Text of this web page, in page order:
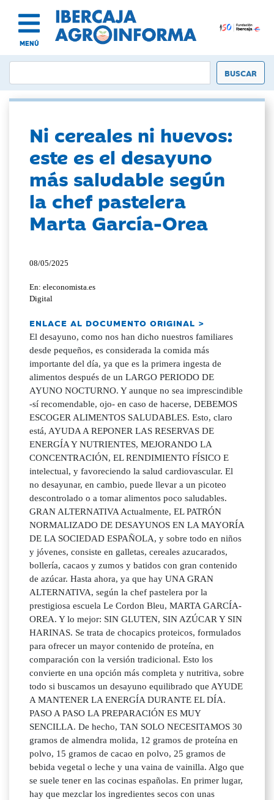
MENÚ
Ni cereales ni huevos:
este es el desayuno
más saludable según
la chef pastelera
Marta García-Orea
08/05/2025
En: eleconomista.es
Digital
ENLACE AL DOCUMENTO ORIGINAL >
El desayuno, como nos han dicho nuestros familiares
desde pequeños, es considerada la comida más
importante del día, ya que es la primera ingesta de
alimentos después de un LARGO PERIODO DE
AYUNO NOCTURNO. Y aunque no sea imprescindible
-sí recomendable, ojo- en caso de hacerse, DEBEMOS
ESCOGER ALIMENTOS SALUDABLES. Esto, claro
está, AYUDA A REPONER LAS RESERVAS DE
ENERGÍA Y NUTRIENTES, MEJORANDO LA
CONCENTRACIÓN, EL RENDIMIENTO FÍSICO E
intelectual, y favoreciendo la salud cardiovascular. El
no desayunar, en cambio, puede llevar a un picoteo
descontrolado o a tomar alimentos poco saludables.
GRAN ALTERNATIVA Actualmente, EL PATRÓN
NORMALIZADO DE DESAYUNOS EN LA MAYORÍA
DE LA SOCIEDAD ESPAÑOLA, y sobre todo en niños
y jóvenes, consiste en galletas, cereales azucarados,
bollería, cacaos y zumos y batidos con gran contenido
de azúcar. Hasta ahora, ya que hay UNA GRAN
ALTERNATIVA, según la chef pastelera por la
prestigiosa escuela Le Cordon Bleu, MARTA GARCÍA-
OREA. Y lo mejor: SIN GLUTEN, SIN AZÚCAR Y SIN
HARINAS. Se trata de chocapics proteicos, formulados
para ofrecer un mayor contenido de proteína, en
comparación con la versión tradicional. Esto los
convierte en una opción más completa y nutritiva, sobre
todo si buscamos un desayuno equilibrado que AYUDE
A MANTENER LA ENERGÍA DURANTE EL DÍA.
PASO A PASO LA PREPARACIÓN ES MUY
SENCILLA. De hecho, TAN SOLO NECESITAMOS 30
gramos de almendra molida, 12 gramos de proteína en
polvo, 15 gramos de cacao en polvo, 25 gramos de
bebida vegetal o leche y una vaina de vainilla. Algo que
se suele tener en las cocinas españolas. En primer lugar,
hay que mezclar los ingredientes secos con unas